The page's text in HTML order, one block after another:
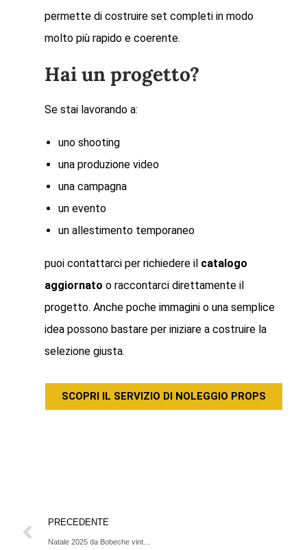
permette di costruire set completi in modo
molto più rapido e coerente.
Hai un progetto?
Se stai lavorando a:
uno shooting
una produzione video
una campagna
un evento
un allestimento temporaneo
puoi contattarci per richiedere il catalogo
aggiornato o raccontarci direttamente il
progetto. Anche poche immagini o una semplice
idea possono bastare per iniziare a costruire la
selezione giusta.
SCOPRI IL SERVIZIO DI NOLEGGIO PROPS
PRECEDENTE